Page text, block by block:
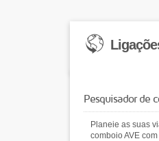
Pesquisador de
Planeie as suas
comboio AVE